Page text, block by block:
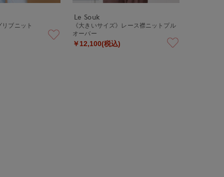
ブニット
Le Souk
《大きいサイズ》レース襟ニットプル
オーバー
￥12,100(税込)